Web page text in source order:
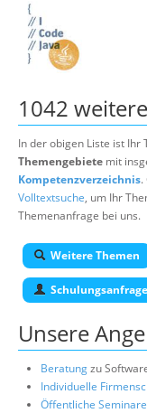
1042
In der obigen Liste ist Ihr
Themengebiete mit
Kompetenzverzeichnis.
Volltextsuche, um Ihr
Themenanfrage bei uns.
Weitere Themen
Schulungsanfrage
Unsere
Beratungzu
Individuelle
Öffentliche Seminare